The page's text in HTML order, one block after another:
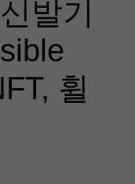
발기
휠